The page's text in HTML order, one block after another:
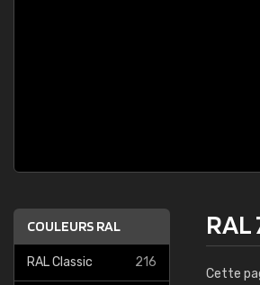
COULEURS RAL
RAL Classic 216
RAL
Cette